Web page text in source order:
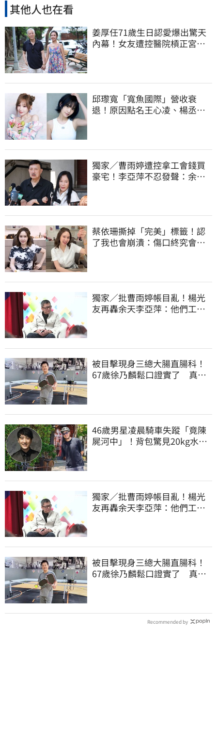
其他人也在看
姜厚任71歲生日認愛爆出驚天
內幕！女友遭控醫院槓正宮女
邱瓈寬「寬魚國際」營收衰
退！原因點名王心凌、楊丞琳
獨家／曹雨婷遭控拿工會錢買
豪宅！李亞萍不忍發聲：余天
蔡依珊撕掉「完美」標籤！認
了我也會崩潰：傷口終究會癒
獨家／批曹雨婷帳目亂！楊光
友再轟余天李亞萍：他們工會
被目擊現身三總大腸直腸科！
67歲徐乃麟鬆口證實了 真實
46歲男星凌晨騎車失蹤「竟陳
屍河中」！背包驚見20kg水泥
獨家／批曹雨婷帳目亂！楊光
友再轟余天李亞萍：他們工會
被目擊現身三總大腸直腸科！
67歲徐乃麟鬆口證實了 真實
Recommended by